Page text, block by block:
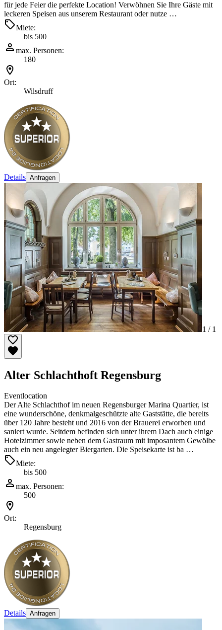
für jede Feier die perfekte Location! Verwöhnen Sie Ihre Gäste mit
leckeren Speisen aus unserem Restaurant oder nutze …
Miete:
bis 500
max. Personen:
180
Ort:
Wilsdruff
Details Anfragen
1 / 1
Alter Schlachthoft Regensburg
Eventlocation
Der Alte Schlachthof im neuen Regensburger Marina Quartier, ist
eine wunderschöne, denkmalgeschützte alte Gaststätte, die bereits
über 120 Jahre besteht und 2016 von der Brauerei erworben und
saniert wurde. Seitdem befinden sich unter ihrem Dach auch einige
Hotelzimmer sowie neben dem Gastraum mit imposantem Gewölbe
auch ein neu angelegter Biergarten. Die Speisekarte ist ba …
Miete:
bis 500
max. Personen:
500
Ort:
Regensburg
Details Anfragen